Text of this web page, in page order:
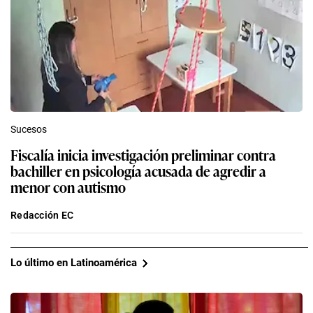
Sucesos
Fiscalía inicia investigación preliminar contra
bachiller en psicología acusada de agredir a
menor con autismo
Redacción EC
Lo último en Latinoamérica